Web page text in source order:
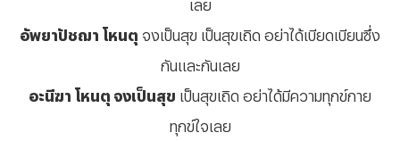
เลย
อัพยาปัชฌา โหนตุ จงเป็นสุข เป็นสุขเถิด อย่าได้เบียดเบียนซึ่ง
กันและกันเลย
อะนีฆา โหนตุ จงเป็นสุข เป็นสุขเถิด อย่าได้มีความทุกข์กาย
ทุกข์ใจเลย